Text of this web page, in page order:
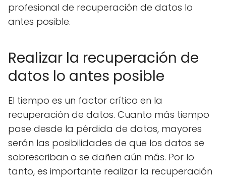
profesional de recuperación de datos lo
antes posible.
Realizar la recuperación de
datos lo antes posible
El tiempo es un factor crítico en la
recuperación de datos. Cuanto más tiempo
pase desde la pérdida de datos, mayores
serán las posibilidades de que los datos se
sobrescriban o se dañen aún más. Por lo
tanto, es importante realizar la recuperación